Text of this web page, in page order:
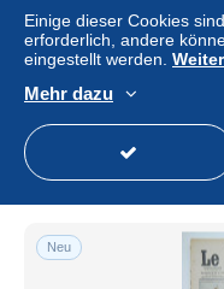
LE PETIT JOURNAL
LYNCHAGE
Neu
Einige dieser Cookies
erforderlich, andere
eingestellt werden.
Mehr dazu